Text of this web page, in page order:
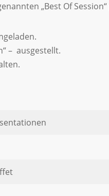
„Best Of
– ausgestellt.